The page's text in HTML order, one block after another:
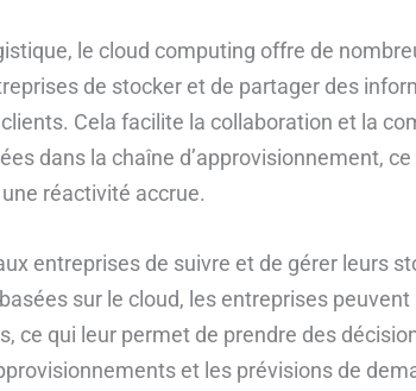
le cloud computing offre de
de stocker et de partager des
Cela facilite la collaboration et la
dans la chaîne d’approvisionnement,
réactivité accrue.
entreprises de suivre et de gérer leurs
sur le cloud, les entreprises
ce qui leur permet de prendre des
et les prévisions de